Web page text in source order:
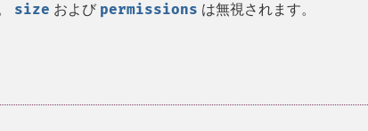
size および permissions は無視されます。